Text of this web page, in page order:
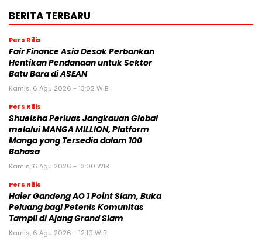
BERITA TERBARU
Pers Rilis
Fair Finance Asia Desak Perbankan
Hentikan Pendanaan untuk Sektor
Batu Bara di ASEAN
Kamis, 6 Agu 2026 - 13:02 WIB
Pers Rilis
Shueisha Perluas Jangkauan Global
melalui MANGA MILLION, Platform
Manga yang Tersedia dalam 100
Bahasa
Kamis, 6 Agu 2026 - 13:00 WIB
Pers Rilis
Haier Gandeng AO 1 Point Slam, Buka
Peluang bagi Petenis Komunitas
Tampil di Ajang Grand Slam
Kamis, 6 Agu 2026 - 12:10 WIB